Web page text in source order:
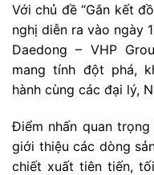
Với chủ đề “Gắn kết
nghị diễn ra vào ngày
Daedong – VHP
mang tính đột phá,
hành cùng các đại lý,
Điểm nhấn quan
giới thiệu các dòng
chiết xuất tiên tiến,